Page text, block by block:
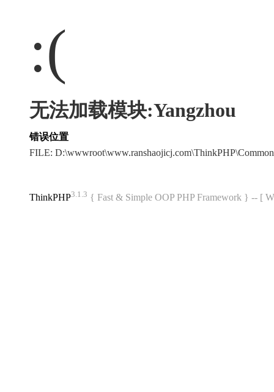
:(
无法加载模块:Yangzhou
错误位置
FILE:
ThinkPHP3.1.3 { Fast & Simple OOP PHP Framework } -- [